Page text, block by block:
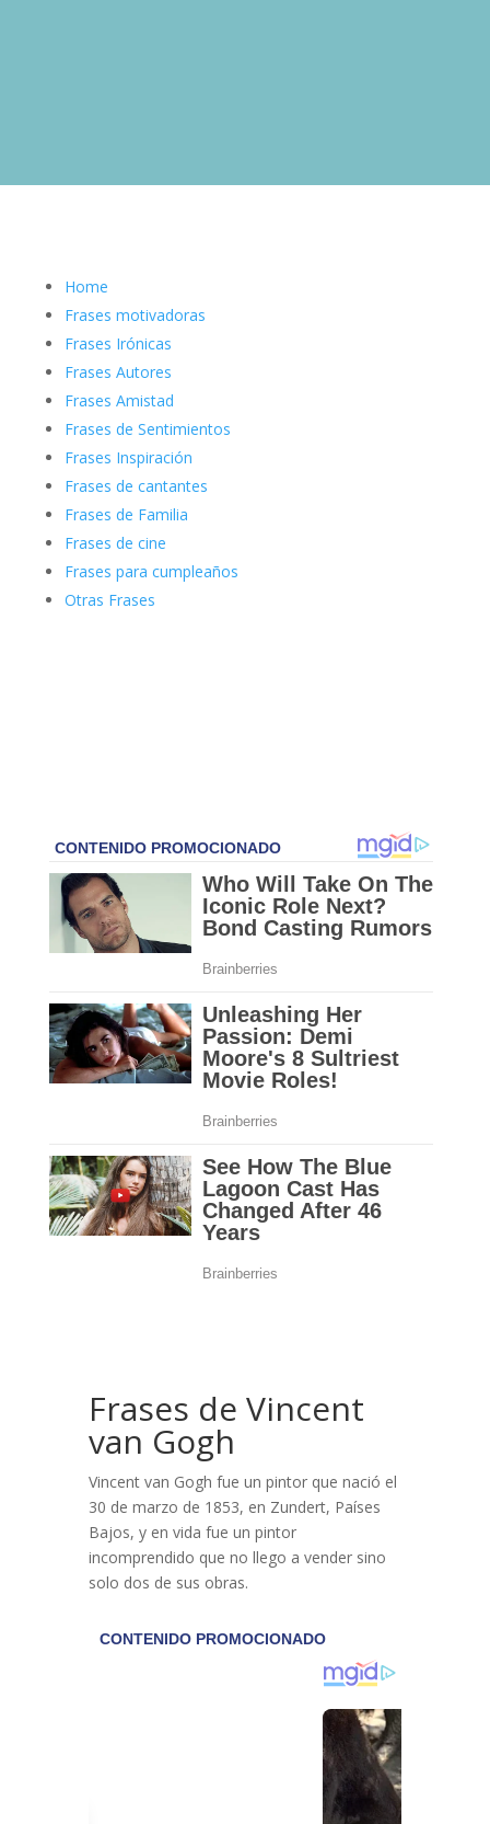
Home
Frases motivadoras
Frases Irónicas
Frases Autores
Frases Amistad
Frases de Sentimientos
Frases Inspiración
Frases de cantantes
Frases de Familia
Frases de cine
Frases para cumpleaños
Otras Frases
Frases de Vincent
van Gogh
Vincent van Gogh fue un pintor que nació el
30 de marzo de 1853, en Zundert, Países
Bajos, y en vida fue un pintor
incomprendido que no llego a vender sino
solo dos de sus obras.